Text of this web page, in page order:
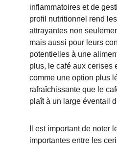
inflammatoires et de
profil nutritionnel rend
attrayantes non
mais aussi pour leurs
potentielles à une
plus, le café aux cerises
comme une option plus
rafraîchissante que le
plaît à un large éventail
Il est important de noter
importantes entre les